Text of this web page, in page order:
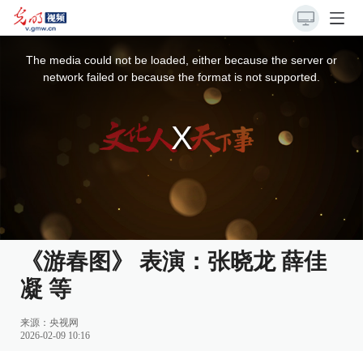
The media could not be loaded, either because the server or
network failed or because the format is not supported.
《游春图》 表演：张晓龙 薛佳
凝 等
来源： 央视网
2026-02-09 10:16